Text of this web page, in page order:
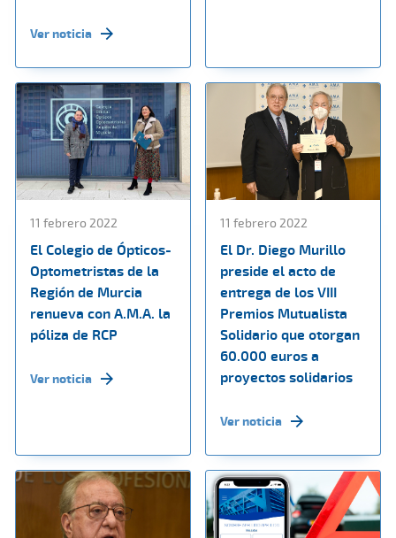
Ver noticia
11 febrero 2022
El Colegio de Ópticos-
Optometristas de la
Región de Murcia
renueva con A.M.A. la
póliza de RCP
Ver noticia
11 febrero 2022
El Dr. Diego Murillo
preside el acto de
entrega de los VIII
Premios Mutualista
Solidario que otorgan
60.000 euros a
proyectos solidarios
Ver noticia